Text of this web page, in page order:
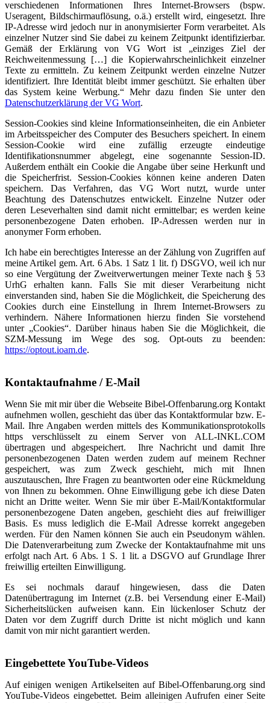
verschiedenen Informationen Ihres Internet-Browsers (bspw.
Useragent, Bildschirmauflösung, o.ä.) erstellt wird, eingesetzt. Ihre
IP-Adresse wird jedoch nur in anonymisierter Form verarbeitet. Als
einzelner Nutzer sind Sie dabei zu keinem Zeitpunkt identifizierbar.
Gemäß der Erklärung von VG Wort ist „einziges Ziel der
Reichweitenmessung […] die Kopierwahrscheinlichkeit einzelner
Texte zu ermitteln. Zu keinem Zeitpunkt werden einzelne Nutzer
identifiziert. Ihre Identität bleibt immer geschützt. Sie erhalten über
das System keine Werbung.“ Mehr dazu finden Sie unter den
Datenschutzerklärung der VG Wort.
Session-Cookies sind kleine Informationseinheiten, die ein Anbieter
im Arbeitsspeicher des Computer des Besuchers speichert. In einem
Session-Cookie wird eine zufällig erzeugte eindeutige
Identifikationsnummer abgelegt, eine sogenannte Session-ID.
Außerdem enthält ein Cookie die Angabe über seine Herkunft und
die Speicherfrist. Session-Cookies können keine anderen Daten
speichern. Das Verfahren, das VG Wort nutzt, wurde unter
Beachtung des Datenschutzes entwickelt. Einzelne Nutzer oder
deren Leseverhalten sind damit nicht ermittelbar; es werden keine
personenbezogene Daten erhoben. IP-Adressen werden nur in
anonymer Form erhoben.
Ich habe ein berechtigtes Interesse an der Zählung von Zugriffen auf
meine Artikel gem. Art. 6 Abs. 1 Satz 1 lit. f) DSGVO, weil ich nur
so eine Vergütung der Zweitverwertungen meiner Texte nach § 53
UrhG erhalten kann. Falls Sie mit dieser Verarbeitung nicht
einverstanden sind, haben Sie die Möglichkeit, die Speicherung des
Cookies durch eine Einstellung in Ihrem Internet-Browsers zu
verhindern. Nähere Informationen hierzu finden Sie vorstehend
unter „Cookies“. Darüber hinaus haben Sie die Möglichkeit, die
SZM-Messung im Wege des sog. Opt-outs zu beenden:
https://optout.ioam.de.
Kontaktaufnahme / E-Mail
Wenn Sie mit mir über die Webseite Bibel-Offenbarung.org Kontakt
aufnehmen wollen, geschieht das über das Kontaktformular bzw. E-
Mail. Ihre Angaben werden mittels des Kommunikationsprotokolls
https verschlüsselt zu einem Server von ALL-INKL.COM
übertragen und abgespeichert. Ihre Nachricht und damit Ihre
personenbezogenen Daten werden zudem auf meinem Rechner
gespeichert, was zum Zweck geschieht, mich mit Ihnen
auszutauschen, Ihre Fragen zu beantworten oder eine Rückmeldung
von Ihnen zu bekommen. Ohne Einwilligung gebe ich diese Daten
nicht an Dritte weiter. Wenn Sie mir über E-Mail/Kontaktformular
personenbezogene Daten angeben, geschieht dies auf freiwilliger
Basis. Es muss lediglich die E-Mail Adresse korrekt angegeben
werden. Für den Namen können Sie auch ein Pseudonym wählen.
Die Datenverarbeitung zum Zwecke der Kontaktaufnahme mit uns
erfolgt nach Art. 6 Abs. 1 S. 1 lit. a DSGVO auf Grundlage Ihrer
freiwillig erteilten Einwilligung.
Es sei nochmals darauf hingewiesen, dass die Daten
Datenübertragung im Internet (z.B. bei Versendung einer E-Mail)
Sicherheitslücken aufweisen kann. Ein lückenloser Schutz der
Daten vor dem Zugriff durch Dritte ist nicht möglich und kann
damit von mir nicht garantiert werden.
Eingebettete YouTube-Videos
Auf einigen wenigen Artikelseiten auf Bibel-Offenbarung.org sind
YouTube-Videos eingebettet. Beim alleinigen Aufrufen einer Seite